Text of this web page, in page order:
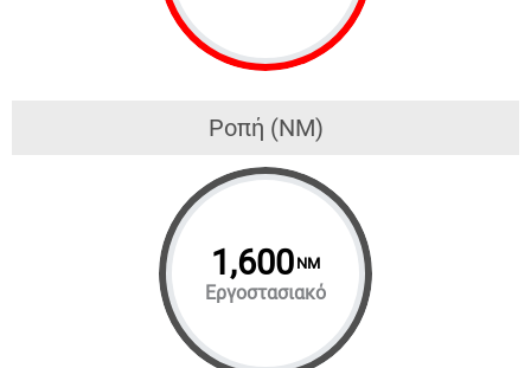
Ροπή (NM)
1,600 NM
Εργοστασιακό